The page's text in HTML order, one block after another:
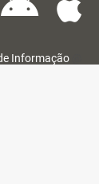
Informação